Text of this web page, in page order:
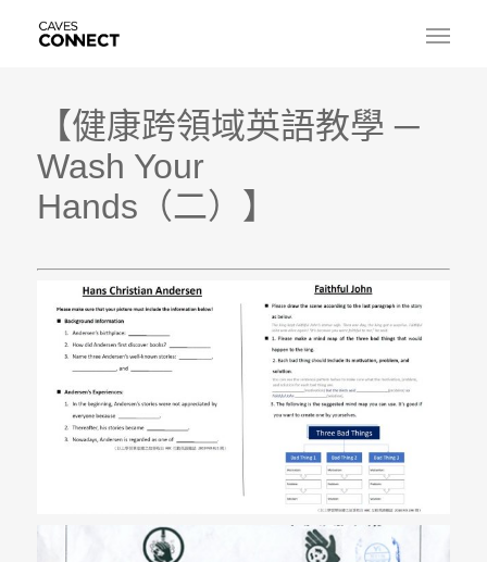
【健康跨領域英語教學 ─
Wash Your
Hands（二）
】